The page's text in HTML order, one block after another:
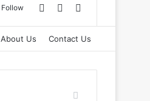
Follow Log InSidebar
About Us Contact Us